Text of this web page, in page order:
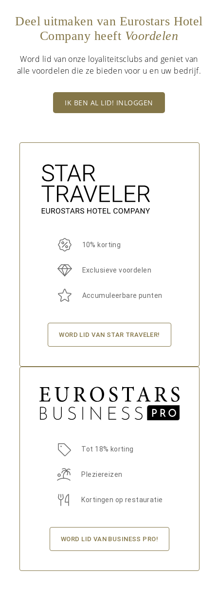
Deel uitmaken van Eurostars Hotel
Company heeft Voordelen
Word lid van onze loyaliteitsclubs and geniet van
alle voordelen die ze bieden voor u en uw bedrijf.
IK BEN AL LID! INLOGGEN
10% korting
Exclusieve voordelen
Accumuleerbare punten
WORD LID VAN STAR TRAVELER!
Tot 18% korting
Pleziereizen
Kortingen op restauratie
WORD LID VAN BUSINESS PRO!